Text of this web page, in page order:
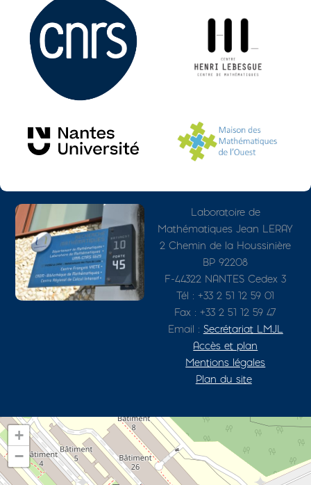
Photo Adresse détaillée
Laboratoire de
Mathématiques Jean LERAY
2 Chemin de la Houssinière
BP 92208
F-44322 NANTES Cedex 3
Tél : +33 2 51 12 59 01
Fax : +33 2 51 12 59 47
Email : Secrétariat LMJL
Accès et plan
Mentions légales
Plan du site
+
−